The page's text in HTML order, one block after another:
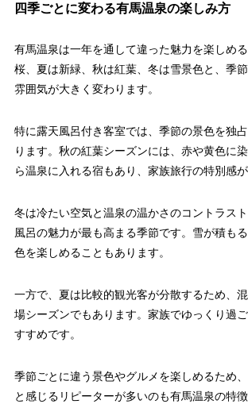
四季ごとに変わる有馬温泉の楽しみ方
有馬温泉は一年を通して違った魅力を楽しめ
桜、夏は新緑、秋は紅葉、冬は雪景色と、季
雰囲気が大きく変わります。
特に露天風呂付き客室では、季節の景色を独
ります。秋の紅葉シーズンには、赤や黄色に
ら温泉に入れる宿もあり、家族旅行の特別感が
冬は冷たい空気と温泉の温かさのコントラス
風呂の魅力が最も高まる季節です。雪が積も
色を楽しめることもあります。
一方で、夏は比較的観光客が分散するため、
場シーズンでもあります。家族でゆっくり過
すすめです。
季節ごとに違う景色やグルメを楽しめるため、
と感じるリピーターが多いのも有馬温泉の特徴